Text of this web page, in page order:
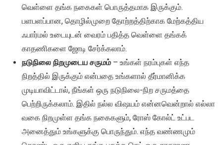
வெள்ளை தங்க நகைகள் பொருத்தமாக இருக்கும்.
பளபளப்பான, தொழில்முறை தோற்றத்திற்காக மேற்கத்திய
ஃபார்மல் உடையுடன் வைரம் பதித்த வெள்ளை தங்கக்
காதணிகளை ஜோடி சேர்க்கலாம்.
நடுநிலை நிறமுடைய சருமம் – உங்கள் நரம்புகள் எந்த
நிறத்தில் இருக்கும் என்பதை உங்களால் தீர்மானிக்க
முடியாவிட்டால், நீங்கள் ஒரு நடுநிலை-நிற சருமத்தை
பெற்றிருக்கலாம். இதில் நல்ல விஷயம் என்னவென்றால் எல்லா
வகை நிறமுள்ள தங்க நகைகளும், ரோஸ் கோல்ட் உட்பட
அனைத்தும் உங்களுக்கு பொருந்தும். எந்த வண்ணமும்